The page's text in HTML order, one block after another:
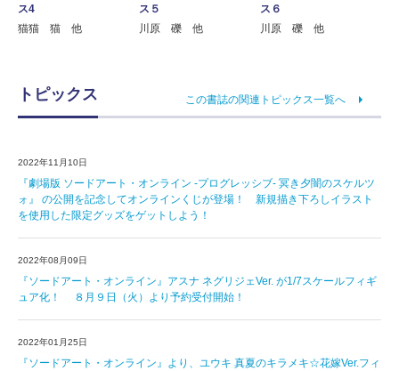
ス4
猫猫 猫 他
ス５
川原 礫 他
ス６
川原 礫 他
トピックス この書誌の関連トピックス一覧へ
2022年11月10日
『劇場版 ソードアート・オンライン -プログレッシブ‐ 冥き夕闇のスケルツ
ォ』 の公開を記念してオンラインくじが登場！ 新規描き下ろしイラスト
を使用した限定グッズをゲットしよう！
2022年08月09日
『ソードアート・オンライン』アスナ ネグリジェVer. が1/7スケールフィギ
ュア化！ ８月９日（火）より予約受付開始！
2022年01月25日
『ソードアート・オンライン』より、ユウキ 真夏のキラメキ☆花嫁Ver.フィ